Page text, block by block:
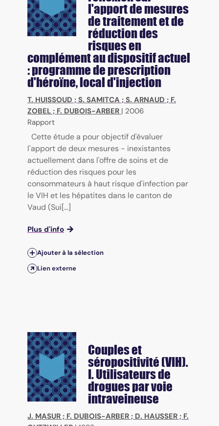
l'apport de mesures
de traitement et de
réduction des
risques en
complément au dispositif actuel
: programme de prescription
d'héroïne, local d'injection
T. HUISSOUD ; S. SAMITCA ; S. ARNAUD ; F.
ZOBEL ; F. DUBOIS-ARBER | 2006
Rapport
Cette étude a pour objectif d'évaluer
l'apport de deux mesures - inexistantes
actuellement dans l'offre de soins et de
réduction des risques pour les
consommateurs à haut risque d'infection par
le VIH et les hépatites dans le canton de
Vaud (Sui[...]
Plus d'info
Ajouter à la sélection
Lien externe
Couples et
séropositivité (VIH).
I. Utilisateurs de
drogues par voie
intraveineuse
J. MASUR ; F. DUBOIS-ARBER ; D. HAUSSER ; F.